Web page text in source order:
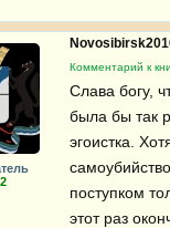
Комментарий к
Слава богу,
была бы так
эгоистка.
поступком
этот раз